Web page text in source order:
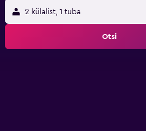
2 külalist, 1 tuba
Otsi